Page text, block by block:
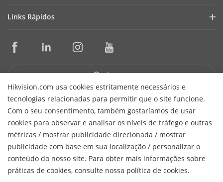
Hikvision.com usa cookies estritamente necessários e
tecnologias relacionadas para permitir que o site funcione.
Com o seu consentimento, também gostaríamos de usar
cookies para observar e analisar os níveis de tráfego e outras
métricas / mostrar publicidade direcionada / mostrar
publicidade com base em sua localização / personalizar o
conteúdo do nosso site. Para obter mais informações sobre
práticas de cookies, consulte nossa política de cookies.
Cibersegurança
Sustentabilidade
Fale Conosco
Perguntas Frequentes
Casos de Sucesso
Links Rápidos
Ferramentas de Instalação e Manutenção
SDKs de Integração
Garantia e Troca Expressa
Suporte Técnico
Contato
Receber Newsletter
Hikvision do Brasil Comércio de Equipamentos de Segurança
Ltda. CNPJ/MF: 15.431.830/0001-40
© 2026 Hangzhou
Hikvision Digital Technology Co., Ltd. All Rights Reserved.
Política de Privacidade
Política de Cookies
Preferências de
Cookies
Cancelar Assinatura